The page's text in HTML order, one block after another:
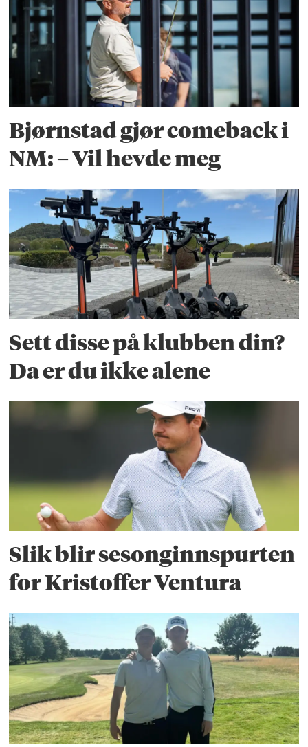
Bjørnstad gjør comeback i
NM: – Vil hevde meg
Sett disse på klubben din?
Da er du ikke alene
Slik blir sesonginnspurten
for Kristoffer Ventura